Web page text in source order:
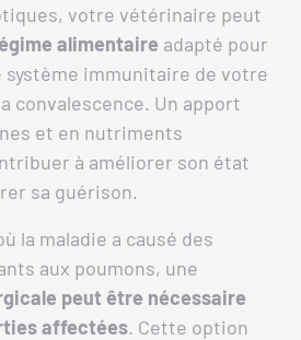
votre vétérinaire peut
alimentaire adapté pour
système immunitaire de votre
convalescence. Un apport
et en nutriments
à améliorer son état
sa guérison.
la maladie a causé des
aux poumons, une
peut être nécessaire
affectées. Cette option